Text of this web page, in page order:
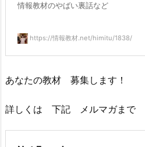
情報教材のやばい裏話など
https://情報教材.net/himitu/1838/
あなたの教材 募集します！
詳しくは 下記 メルマガまで